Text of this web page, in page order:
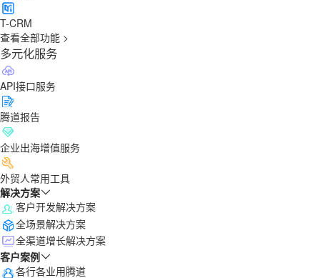
T-CRM
查看全部功能 >
多元化服务
API接口服务
腾道报告
企业出海增值服务
外贸人常用工具
解决方案
客户开发解决方案
全场景解决方案
全渠道增长解决方案
客户案例
各行各业用腾道